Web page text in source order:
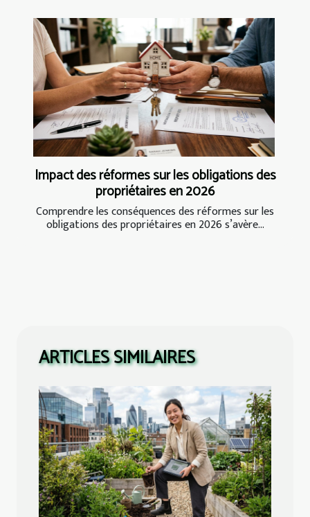
Impact des réformes sur les obligations des
propriétaires en 2026
Comprendre les conséquences des réformes sur les
obligations des propriétaires en 2026 s’avère...
ARTICLES SIMILAIRES